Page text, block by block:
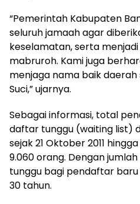
“Pemerintah Kabupaten
seluruh jamaah agar
keselamatan, serta
mabruroh. Kami juga
menjaga nama baik
Suci,” ujarnya.
Sebagai informasi, total
daftar tunggu (waiting list)
sejak 21 Oktober 2011
9.060 orang. Dengan
tunggu bagi pendaftar
30 tahun.